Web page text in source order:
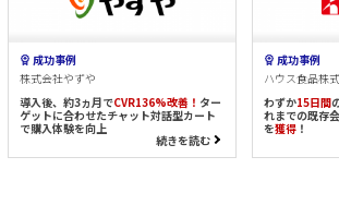
成功事例
株式会社やずや
導入後、約3ヵ月でCVR136%改善！ ター
ゲットに合わせたチャット対話型カート
で購入体験を向上
続きを読む
成功事例
ハウス食品株
わずか15日間
れまでの既存
を獲得！